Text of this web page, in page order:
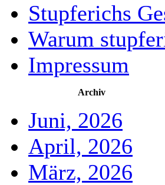
Stupferichs
Warum
Impressum
Archiv
Juni, 2026
April, 2026
März, 2026